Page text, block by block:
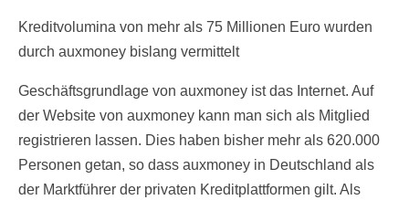
Kreditvolumina von mehr als 75 Millionen Euro wurden
durch auxmoney bislang vermittelt
Geschäftsgrundlage von auxmoney ist das Internet. Auf
der Website von auxmoney kann man sich als Mitglied
registrieren lassen. Dies haben bisher mehr als 620.000
Personen getan, so dass auxmoney in Deutschland als
der Marktführer der privaten Kreditplattformen gilt. Als